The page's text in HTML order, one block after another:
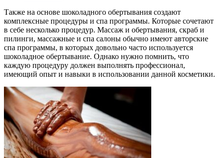
Также на основе шоколадного обертывания создают
комплексные процедуры и спа программы. Которые сочетают
в себе несколько процедур. Массаж и обертывания, скраб и
пилинги, массажные и спа салоны обычно имеют авторские
спа программы, в которых довольно часто используется
шоколадное обертывание. Однако нужно помнить, что
каждую процедуру должен выполнять профессионал,
имеющий опыт и навыки в использовании данной косметики.